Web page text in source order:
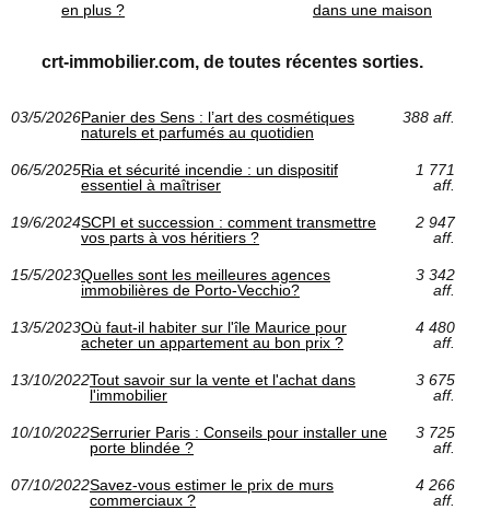
en plus ?
dans une maison
crt-immobilier.com, de toutes récentes sorties.
03/5/2026Panier des Sens : l’art des cosmétiques
naturels et parfumés au quotidien
388 aff.
06/5/2025Ria et sécurité incendie : un dispositif
essentiel à maîtriser
1 771
aff.
19/6/2024SCPI et succession : comment transmettre
vos parts à vos héritiers ?
2 947
aff.
15/5/2023Quelles sont les meilleures agences
immobilières de Porto-Vecchio?
3 342
aff.
13/5/2023Où faut-il habiter sur l'île Maurice pour
acheter un appartement au bon prix ?
4 480
aff.
13/10/2022Tout savoir sur la vente et l'achat dans
l'immobilier
3 675
aff.
10/10/2022Serrurier Paris : Conseils pour installer une
porte blindée ?
3 725
aff.
07/10/2022Savez-vous estimer le prix de murs
commerciaux ?
4 266
aff.